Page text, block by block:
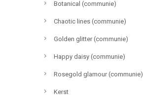
Botanical (communie)
Chaotic lines (communie)
Golden glitter (communie)
Happy daisy (communie)
Rosegold glamour (communie)
Kerst